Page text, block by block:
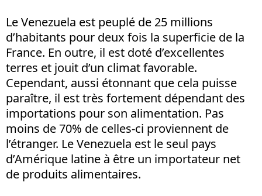
Le Venezuela est peuplé de 25 millions
d’habitants pour deux fois la superficie de la
France. En outre, il est doté d’excellentes
terres et jouit d’un climat favorable.
Cependant, aussi étonnant que cela puisse
paraître, il est très fortement dépendant des
importations pour son alimentation. Pas
moins de 70% de celles-ci proviennent de
l’étranger. Le Venezuela est le seul pays
d’Amérique latine à être un importateur net
de produits alimentaires.